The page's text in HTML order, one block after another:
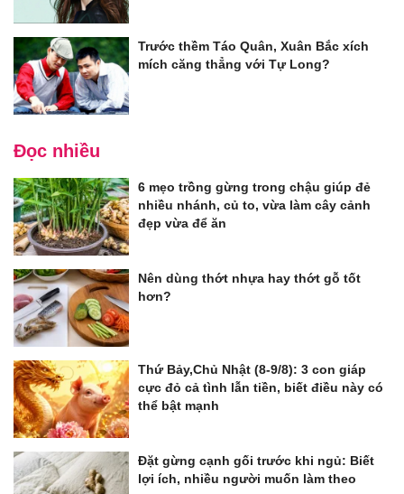
Trước thềm Táo Quân, Xuân Bắc xích
mích căng thẳng với Tự Long?
Đọc nhiều
6 mẹo trồng gừng trong chậu giúp đẻ
nhiều nhánh, củ to, vừa làm cây cảnh
đẹp vừa để ăn
Nên dùng thớt nhựa hay thớt gỗ tốt
hơn?
Thứ Bảy,Chủ Nhật (8-9/8): 3 con giáp
cực đỏ cả tình lẫn tiền, biết điều này có
thể bật mạnh
Đặt gừng cạnh gối trước khi ngủ: Biết
lợi ích, nhiều người muốn làm theo